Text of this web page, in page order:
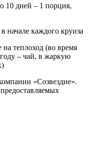
10 дней – 1 порция,
начале каждого круиза
теплоход (во время
– чай, в жаркую
«Созвездие».